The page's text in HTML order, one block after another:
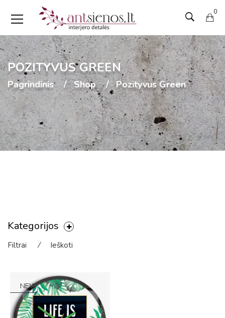
0
POZITYVUS GREEN
Pagrindinis Shop Pozityvus Green
Kategorijos
Filtrai ⁄ Ieškoti
NEW